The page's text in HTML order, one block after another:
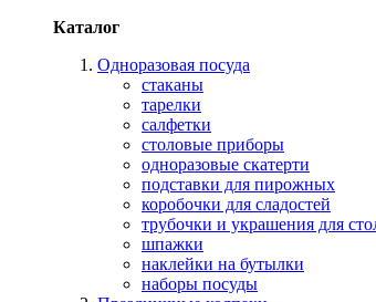
Каталог
Одноразовая посуда
стаканы
тарелки
салфетки
столовые приборы
одноразовые скатерти
подставки для пирожных
коробочки для сладостей
трубочки и украшения для
шпажки
наклейки на бутылки
наборы посуды